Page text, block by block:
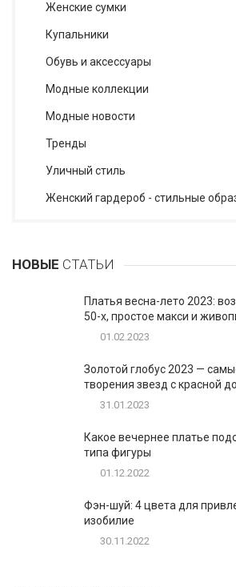
Женские сумки
Купальники
Обувь и аксессуары
Модные коллекции
Модные новости
Тренды
Уличный стиль
Женский гардероб - стильные
НОВЫЕ СТАТЬИ
Платья весна-лето 2023:
50-х, простое макси и
01.02.2023
Золотой глобус 2023 —
творения звезд с красной
31.01.2023
Какое вечернее платье
типа фигуры
01.12.2022
Фэн-шуй: 4 цвета для
изобилие
30.11.2022